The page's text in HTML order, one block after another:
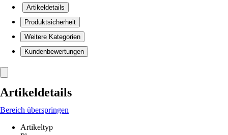
Artikeldetails
Produktsicherheit
Weitere Kategorien
Kundenbewertungen
Artikeldetails
Bereich überspringen
Artikeltyp